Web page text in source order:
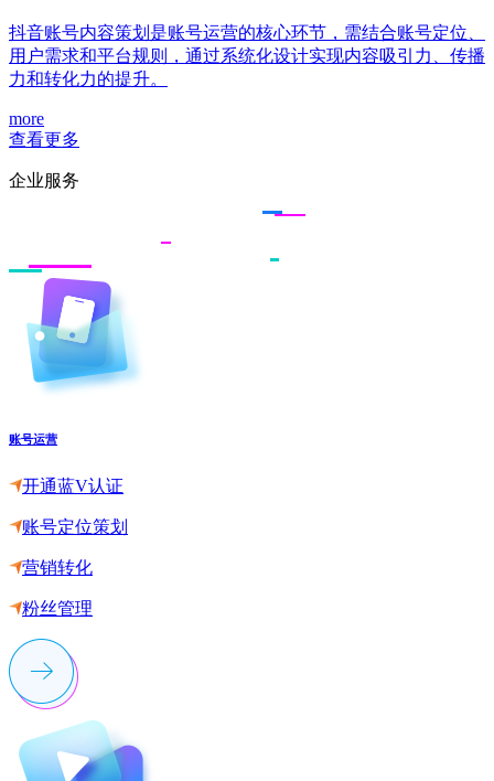
抖音账号内容策划是账号运营的核心环节，需结合账号定位、
用户需求和平台规则，通过系统化设计实现内容吸引力、传播
力和转化力的提升。
more
查看更多
企业服务
账号运营
开通蓝V认证
账号定位策划
营销转化
粉丝管理